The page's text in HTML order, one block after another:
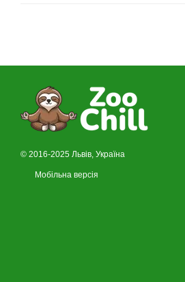
© 2016-2025 Львів, Україна
Мобільна версія